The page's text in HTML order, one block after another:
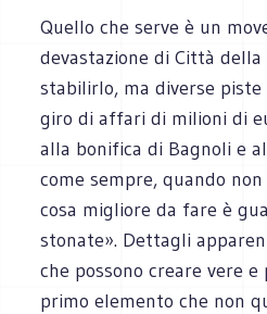
Quello che serve è un
devastazione di Città della
stabilirlo, ma diverse
giro di affari di milioni di
alla bonifica di Bagnoli e
come sempre, quando
cosa migliore da fare è
stonate». Dettagli
che possono creare vere
primo elemento che non